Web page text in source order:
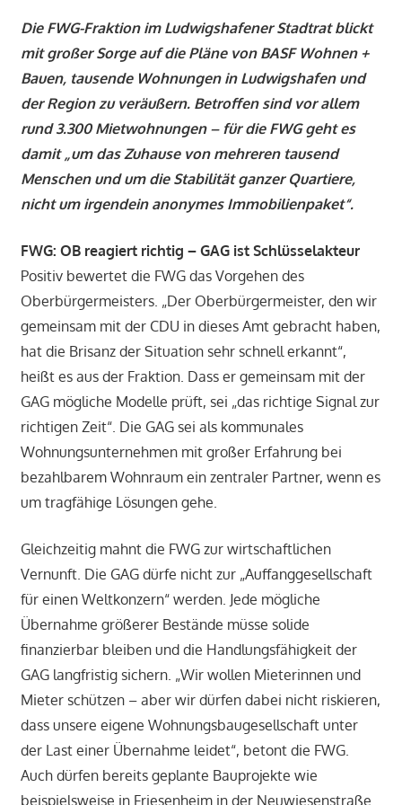
Die FWG-Fraktion im Ludwigshafener Stadtrat blickt
mit großer Sorge auf die Pläne von BASF Wohnen +
Bauen, tausende Wohnungen in Ludwigshafen und
der Region zu veräußern. Betroffen sind vor allem
rund 3.300 Mietwohnungen – für die FWG geht es
damit „um das Zuhause von mehreren tausend
Menschen und um die Stabilität ganzer Quartiere,
nicht um irgendein anonymes Immobilienpaket“.
FWG: OB reagiert richtig – GAG ist Schlüsselakteur
Positiv bewertet die FWG das Vorgehen des
Oberbürgermeisters. „Der Oberbürgermeister, den wir
gemeinsam mit der CDU in dieses Amt gebracht haben,
hat die Brisanz der Situation sehr schnell erkannt“,
heißt es aus der Fraktion. Dass er gemeinsam mit der
GAG mögliche Modelle prüft, sei „das richtige Signal zur
richtigen Zeit“. Die GAG sei als kommunales
Wohnungsunternehmen mit großer Erfahrung bei
bezahlbarem Wohnraum ein zentraler Partner, wenn es
um tragfähige Lösungen gehe.
Gleichzeitig mahnt die FWG zur wirtschaftlichen
Vernunft. Die GAG dürfe nicht zur „Auffanggesellschaft
für einen Weltkonzern“ werden. Jede mögliche
Übernahme größerer Bestände müsse solide
finanzierbar bleiben und die Handlungsfähigkeit der
GAG langfristig sichern. „Wir wollen Mieterinnen und
Mieter schützen – aber wir dürfen dabei nicht riskieren,
dass unsere eigene Wohnungsbaugesellschaft unter
der Last einer Übernahme leidet“, betont die FWG.
Auch dürfen bereits geplante Bauprojekte wie
beispielsweise in Friesenheim in der Neuwiesenstraße